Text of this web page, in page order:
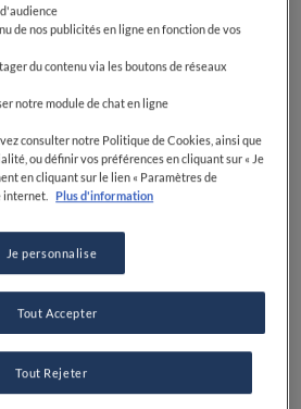
France
D'OUVERTURE
+33 1 47 70 35 12
Passionné de café
Parfait pour le dîner
Passionné de vin
Végétarien Dog-Friendly
de nos publicités en ligne en fonction de vos
du contenu via les boutons de réseaux
notre module de chat en ligne
consulter notre Politique de Cookies, ainsi que
ou définir vos préférences en cliquant sur « Je
en cliquant sur le lien « Paramètres de
internet.
Plus d'information
Je personnalise
Tout Rejeter
Tout Accepter